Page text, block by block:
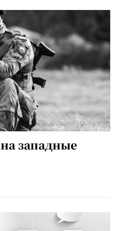
западные